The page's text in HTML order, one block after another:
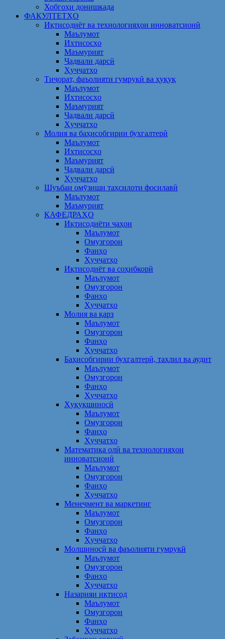
Хобгоҳи донишкада
ФАКУЛТЕТҲО
Иқтисодиёт ва технологияҳои инноватсионӣ
Маълумот
Ихтисосҳо
Маъмурият
Ҷадвали дарсӣ
Ҳуҷҷатҳо
Тиҷорат, фаъолияти гумрукӣ ва ҳуқуқ
Маълумот
Ихтисосҳо
Маъмурият
Ҷадвали дарсӣ
Ҳуҷҷатҳо
Молия ва баҳисобгирии бухгалтерӣ
Маълумот
Ихтисосҳо
Маъмурият
Ҷадвали дарсӣ
Ҳуҷҷатҳо
Шуъбаи омӯзиши таҳсилоти фосилавӣ
Маълумот
Маъмурият
КАФЕДРАҲО
Иқтисодиёти ҷаҳон
Маълумот
Омузгорон
Фанҳо
Ҳуҷҷатҳо
Иқтисодиёт ва соҳибкорӣ
Маълумот
Омузгорон
Фанҳо
Ҳуҷҷатҳо
Молия ва қарз
Маълумот
Омузгорон
Фанҳо
Ҳуҷҷатҳо
Баҳисобгирии бухгалтерӣ, таҳлил ва аудит
Маълумот
Омузгорон
Фанҳо
Ҳуҷҷатҳо
Ҳуқуқшиносӣ
Маълумот
Омузгорон
Фанҳо
Ҳуҷҷатҳо
Математика олӣ ва технологияҳои
инноватсионӣ
Маълумот
Омузгорон
Фанҳо
Ҳуҷҷатҳо
Менеҷмент ва маркетинг
Маълумот
Омузгорон
Фанҳо
Ҳуҷҷатҳо
Молшиносӣ ва фаъолияти гумрукӣ
Маълумот
Омузгорон
Фанҳо
Ҳуҷҷатҳо
Назарияи иқтисод
Маълумот
Омузгорон
Фанҳо
Ҳуҷҷатҳо